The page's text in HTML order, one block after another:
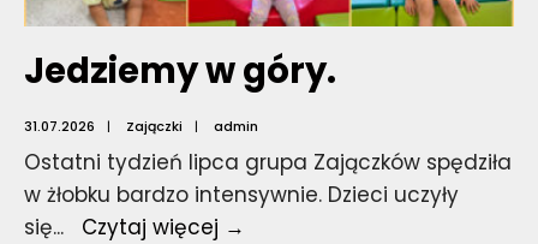
Jedziemy w góry.
31.07.2026 | Zajączki | admin
Ostatni tydzień lipca grupa Zajączków spędziła
w żłobku bardzo intensywnie. Dzieci uczyły
się... Czytaj więcej →